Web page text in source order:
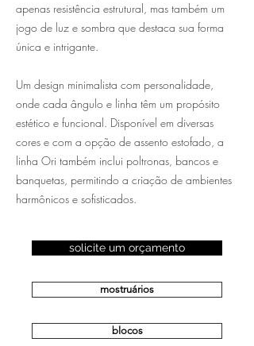
apenas resistência estrutural, mas também um
jogo de luz e sombra que destaca sua forma
única e intrigante.
Um design minimalista com personalidade,
onde cada ângulo e linha têm um propósito
estético e funcional. Disponível em diversas
cores e com a opção de assento estofado, a
linha Ori também inclui poltronas, bancos e
banquetas, permitindo a criação de ambientes
harmônicos e sofisticados.
solicite um orçamento
mostruários
blocos